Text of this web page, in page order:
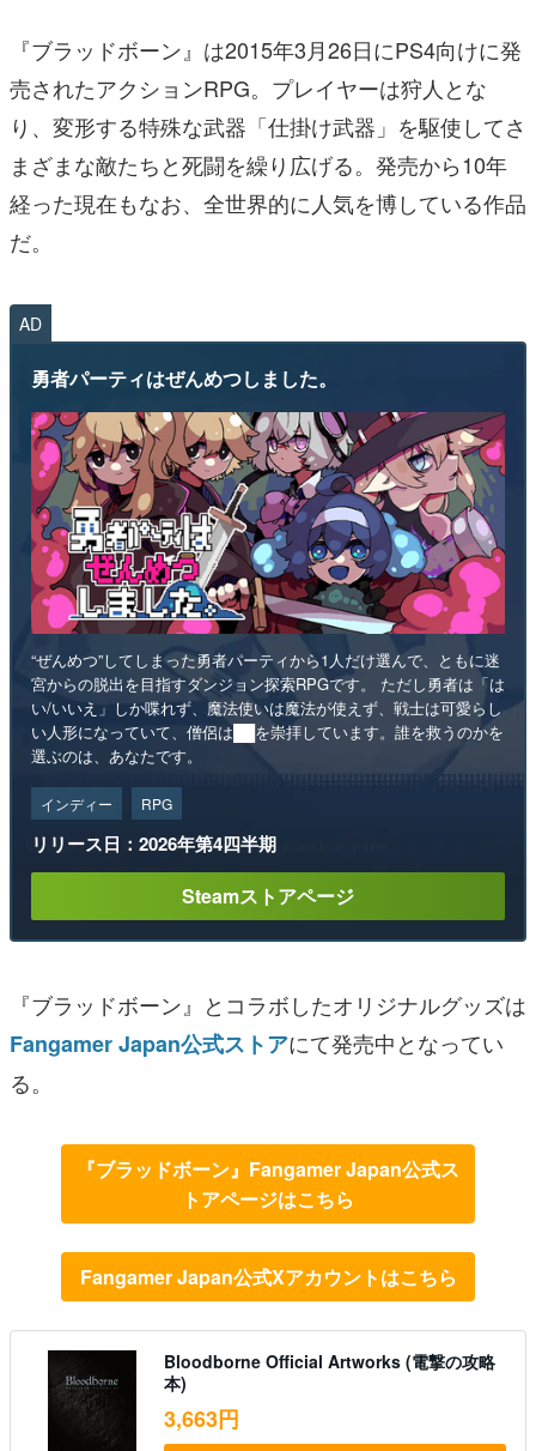
『ブラッドボーン』は2015年3月26日にPS4向けに発
売されたアクションRPG。プレイヤーは狩人とな
り、変形する特殊な武器「仕掛け武器」を駆使してさ
まざまな敵たちと死闘を繰り広げる。発売から10年
経った現在もなお、全世界的に人気を博している作品
だ。
AD
勇者パーティはぜんめつしました。
“ぜんめつ”してしまった勇者パーティから1人だけ選んで、ともに迷
宮からの脱出を目指すダンジョン探索RPGです。 ただし勇者は「は
い/いいえ」しか喋れず、魔法使いは魔法が使えず、戦士は可愛らし
い人形になっていて、僧侶は██を崇拝しています。誰を救うのかを
選ぶのは、あなたです。
インディー RPG
リリース日：2026年第4四半期
Steamストアページ
『ブラッドボーン』とコラボしたオリジナルグッズは
Fangamer Japan公式ストアにて発売中となってい
る。
『ブラッドボーン』Fangamer Japan公式ス
トアページはこちら
Fangamer Japan公式Xアカウントはこちら
Bloodborne Official Artworks (電撃の攻略
本)
3,663円